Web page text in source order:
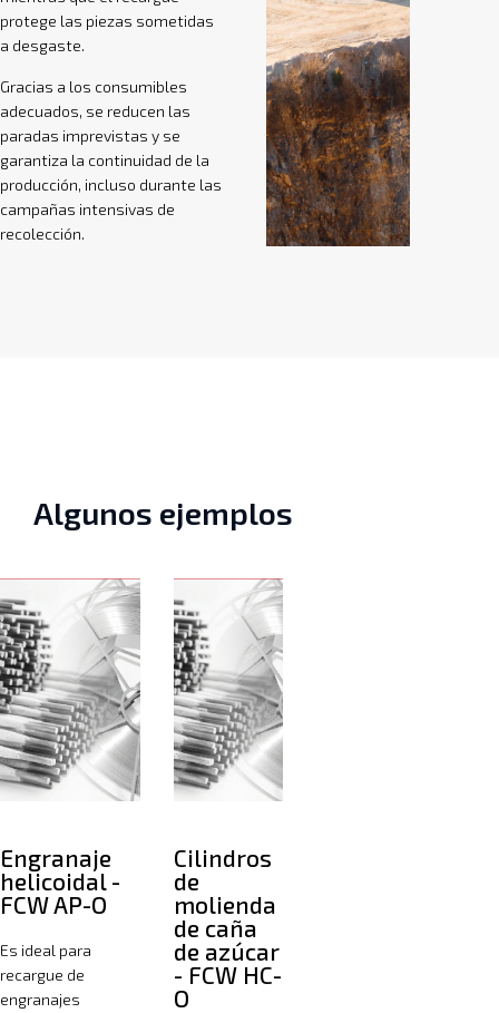
protege las piezas sometidas
a desgaste.
Gracias a los consumibles
adecuados, se reducen las
paradas imprevistas y se
garantiza la continuidad de la
producción, incluso durante las
campañas intensivas de
recolección.
Algunos ejemplos
Engranaje
helicoidal -
FCW AP-O
Es ideal para
recargue de
engranajes
Cilindros
de
molienda
de caña
de azúcar
- FCW HC-
O